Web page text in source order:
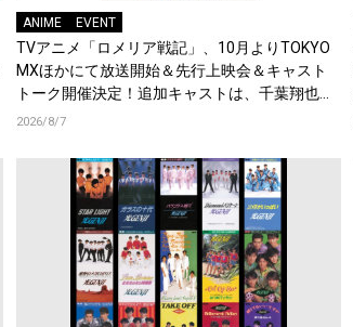
ANIME EVENT
TVアニメ「ロメリア戦記」、10月よりTOKYO
MXほかにて放送開始＆先行上映会＆キャスト
トーク開催決定！追加キャストは、千葉翔也、
梶原岳人、堀江瞬、綿貫竜之介！PV第1弾公
2026/8/7